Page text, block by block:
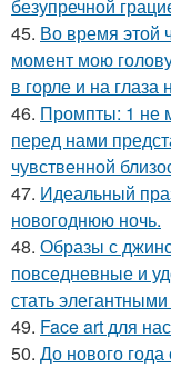
безупречной
45. Во время этой
момент мою
в горле и на глаза
46. Промпты: 1 не
перед нами
чувственной
47. Идеальный
новогоднюю ночь.
48. Образы с
повседневные и
стать
49. Face art для
50. До нового года